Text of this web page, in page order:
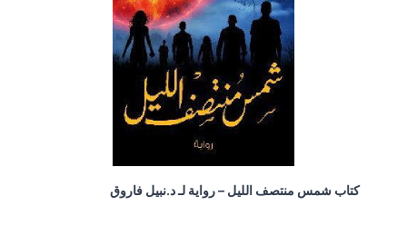
كتاب شمس منتصف الليل – رواية لـ د.نبيل فاروق